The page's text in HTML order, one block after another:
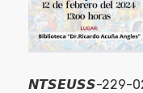
𝙉𝙏𝙎𝙀𝙐𝙎𝙎-229-